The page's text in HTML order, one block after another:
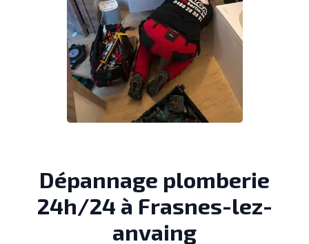
Dépannage plomberie
24h/24 à Frasnes-lez-
anvaing